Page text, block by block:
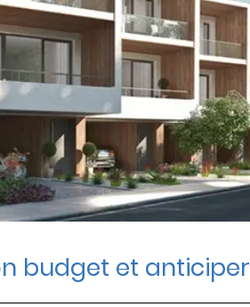
budget et anticiper